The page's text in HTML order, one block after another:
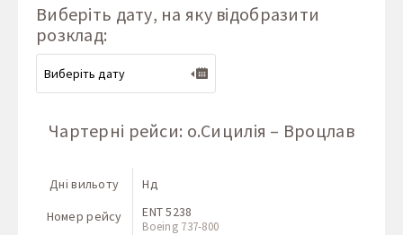
Виберіть дату, на яку відобразити
розклад:
Чартерні рейси: о.Сицилія – Вроцлав
Дні вильоту
Номер рейсу
Нд
ENT 5238
Boeing 737-800